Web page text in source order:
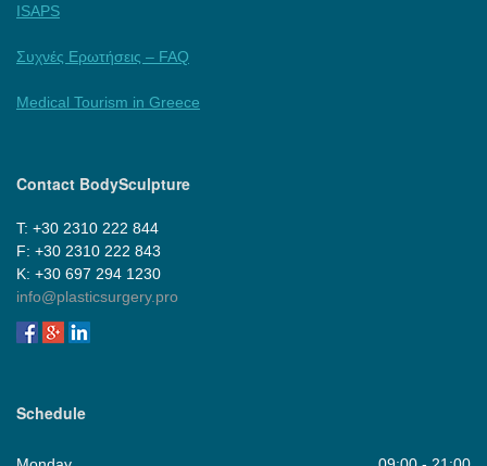
ISAPS
Συχνές Ερωτήσεις – FAQ
Medical Tourism in Greece
Contact BodySculpture
Τ: +30 2310 222 844
F: +30 2310 222 843
Κ: +30 697 294 1230
info@plasticsurgery.pro
Schedule